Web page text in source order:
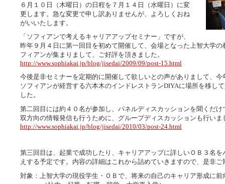
６月１０日（木曜日）の日程を７月１４日（水曜日）に変
更します。急な変更で申し訳ありませんが、よろしくおね
がいいたします。
「ソフィアンで考えるキャリアアップセミナー」ですが、
昨年９月４日に第一回目を初めて開催して、会場となった上智大学
フィアンが集まりまして、ご好評を頂きました。
http://www.sophiakai.jp/blog/jisedai/2009/09/post-15.html
今後是非セミナーを定期的に開催して欲しいとの声がありまして、今
ソフィアンが経営する六本木のインドレストランDIYAに場所を移し
した。
第二回目には約４０名が参加し、パネルディスカッションを聞くだけ
双方向の情報発信も行うために、グループディスカッションも行いま
http://www.sophiakai.jp/blog/jisedai/2010/03/post-24.html
第三回目は、起業で成功したり、キャリアアップに詳しいＯＢ３名を
えする予定です。内容の詳細はこれから詰めていきますので、是非ご
対象：上智大学の現役学生・ＯＢで、将来の自己のキャリア形成に前